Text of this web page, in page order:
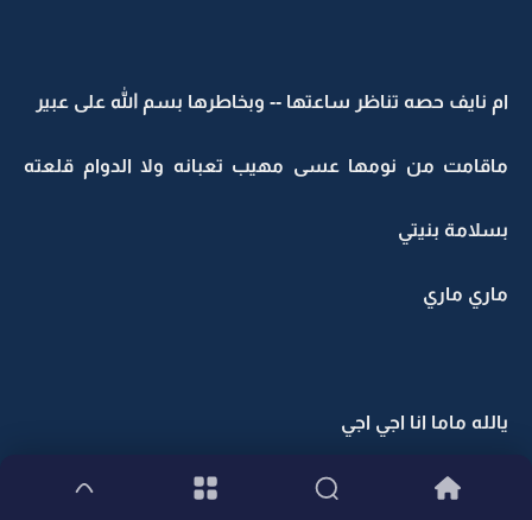
ام نايف حصه تناظر ساعتها -- وبخاطرها بسم الله على عبير
ماقامت من نومها عسى مهيب تعبانه ولا الدوام قلعته
بسلامة بنيتي
ماري ماري
يالله ماما انا اجي اجي